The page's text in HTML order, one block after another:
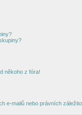
někoho z fóra!
e-mailů nebo právních